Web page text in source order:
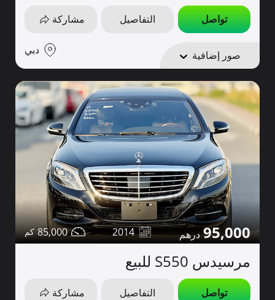
تواصل التفاصيل مشاركة
صور إضافية دبي
95,000
2014
85,000
مرسيدس S550 للبيع
تواصل التفاصيل مشاركة